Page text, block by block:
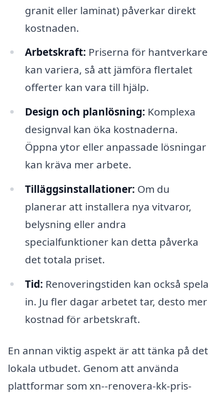
granit eller laminat) påverkar direkt
kostnaden.
Arbetskraft: Priserna för hantverkare
kan variera, så att jämföra flertalet
offerter kan vara till hjälp.
Design och planlösning: Komplexa
designval kan öka kostnaderna.
Öppna ytor eller anpassade lösningar
kan kräva mer arbete.
Tilläggsinstallationer: Om du
planerar att installera nya vitvaror,
belysning eller andra
specialfunktioner kan detta påverka
det totala priset.
Tid: Renoveringstiden kan också spela
in. Ju fler dagar arbetet tar, desto mer
kostnad för arbetskraft.
En annan viktig aspekt är att tänka på det
lokala utbudet. Genom att använda
plattformar som xn--renovera-kk-pris-